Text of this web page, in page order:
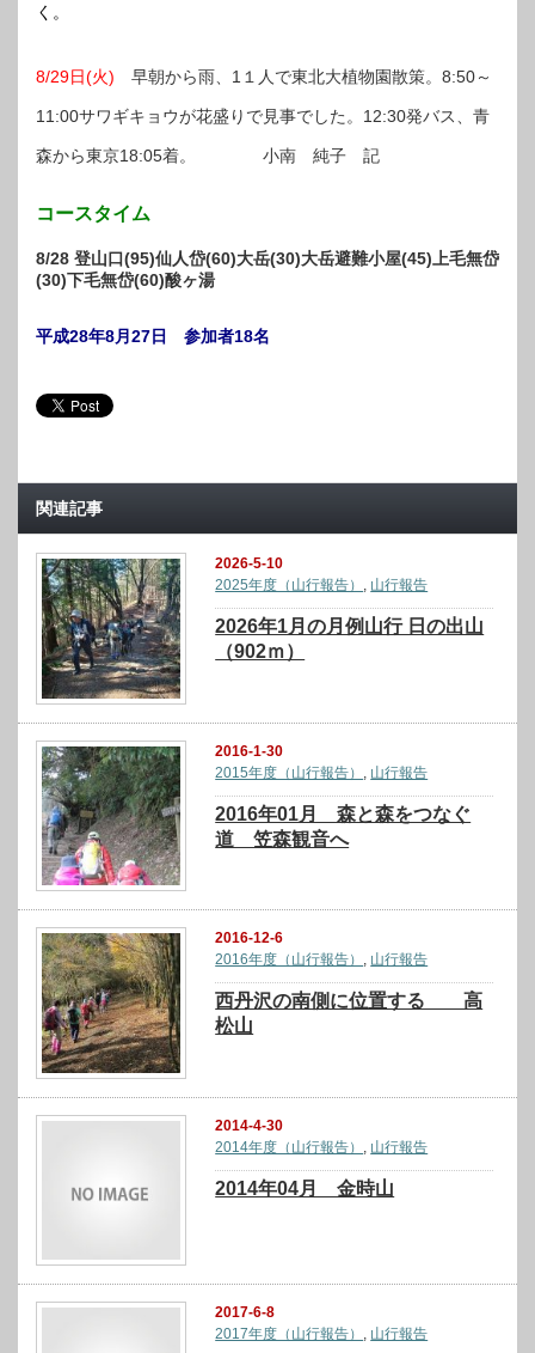
く。
8/29日(火) 早朝から雨、1１人で東北大植物園散策。8:50～
11:00サワギキョウが花盛りで見事でした。12:30発バス、青
森から東京18:05着。 小南 純子 記
コースタイム
8/28 登山口(95)仙人岱(60)大岳(30)大岳避難小屋(45)上毛無岱
(30)下毛無岱(60)酸ヶ湯
平成28年8月27日 参加者18名
関連記事
2026-5-10
2025年度（山行報告） , 山行報告
2026年1月の月例山行 日の出山
（902ｍ）
2016-1-30
2015年度（山行報告）
山行報告
2016年01月 森と森をつなぐ
道 笠森観音へ
2016-12-6
2016年度（山行報告） , 山行報告
西丹沢の南側に位置する 高
松山
2014-4-30
2014年度（山行報告）
山行報告
2014年04月 金時山
2017-6-8
2017年度（山行報告） , 山行報告